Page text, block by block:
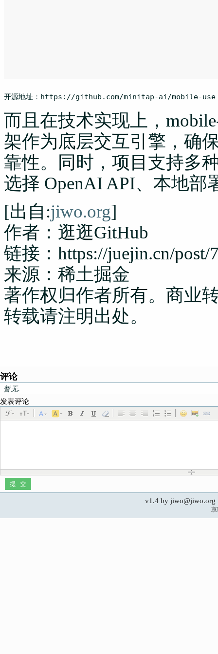
开源地址：https: //gi thub.com/minitap-ai/mobile-use
而且在技术实现上，
架作为底层交互引擎，确
靠性。同时，项目支持多
选择 OpenAI API、本地部
[出自:jiwo.org]
作者：逛逛GitHub
链接：https://juejin.cn/post/
来源：稀土掘金
著作权归作者所有。商业
转载请注明出处。
评论
暂无.
发表评论
v1.4 by
京